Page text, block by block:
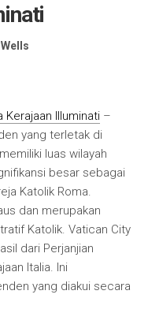
Kerajaan Illuminati –
yang terletak di
luas wilayah
besar sebagai
Katolik Roma.
dan merupakan
Katolik. Vatican City
dari Perjanjian
Italia. Ini
yang diakui secara